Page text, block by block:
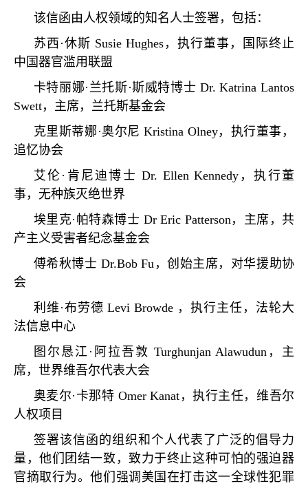
该信函由人权领域的知名人士签署，包括：
苏西·休斯 Susie Hughes，执行董事，国际终止
中国器官滥用联盟
卡特丽娜·兰托斯·斯威特博士 Dr. Katrina Lantos
Swett，主席，兰托斯基金会
克里斯蒂娜·奥尔尼 Kristina Olney，执行董事，
追忆协会
艾伦·肯尼迪博士 Dr. Ellen Kennedy，执行董
事，无种族灭绝世界
埃里克·帕特森博士 Dr Eric Patterson，主席，共
产主义受害者纪念基金会
傅希秋博士 Dr.Bob Fu ，创始主席，对华援助协
会
利维·布劳德 Levi Browde ，执行主任，法轮大
法信息中心
图尔恳江·阿拉吾敦 Turghunjan Alawudun，主
席，世界维吾尔代表大会
奥麦尔·卡那特 Omer Kanat ，执行主任，维吾尔
人权项目
签署该信函的组织和个人代表了广泛的倡导力
量，他们团结一致，致力于终止这种可怕的强迫器
官摘取行为。他们强调美国在打击这一全球性犯罪